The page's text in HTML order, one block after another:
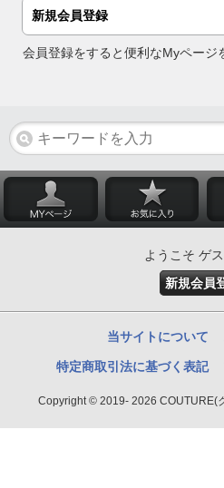
新規会員登録
会員登録をすると便利なMyページ
ようこそ ゲ
新規会員
当サイトについて
特定商取引法に基づく表記
Copyright © 2019- 2026 COUTURE(